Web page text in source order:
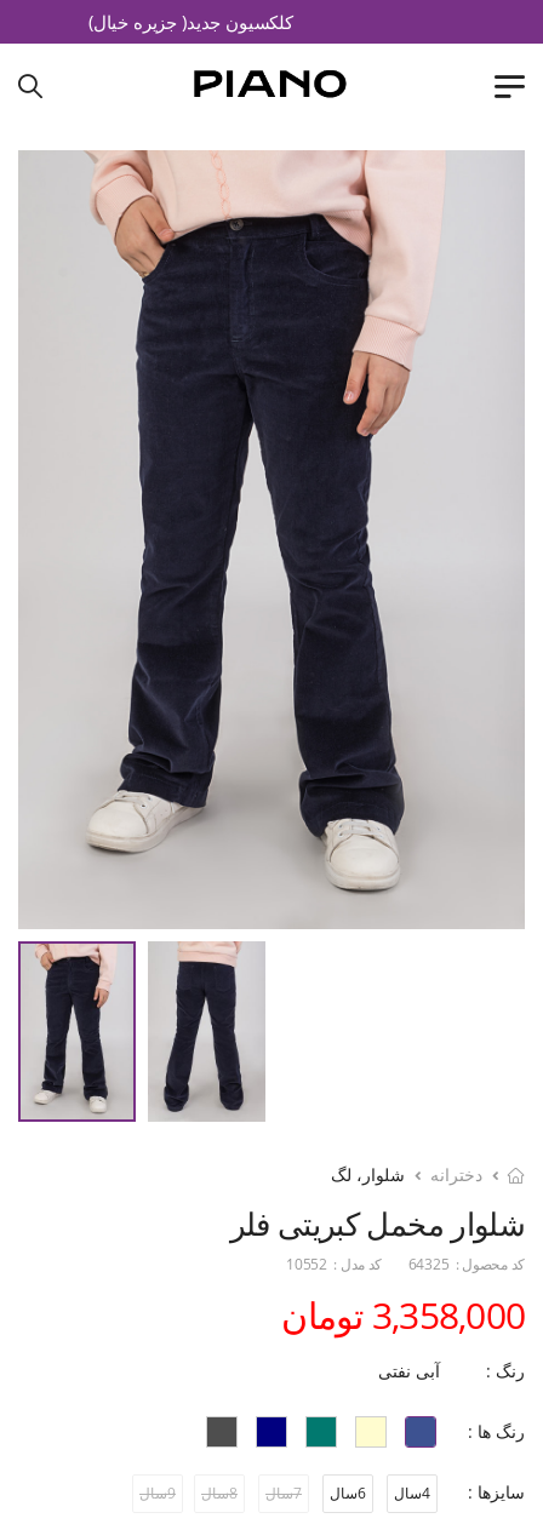
کلکسیون جدید( جزیره خیال)
دخترانه شلوار، لگ
شلوار مخمل کبریتی فلر
کد محصول : 64325 کد مدل : 10552
3,358,000 تومان
رنگ : آبی نفتی
رنگ ها :
سایزها : 4سال 6سال 7سال 8سال 9سال